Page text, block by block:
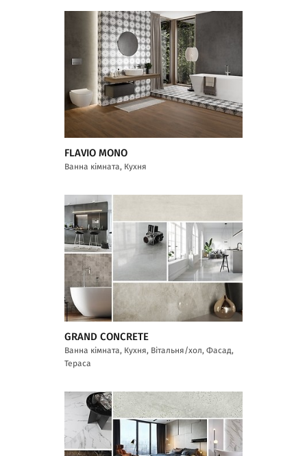
FLAVIO MONO
Ванна кімната, Кухня
GRAND CONCRETE
Ванна кімната, Кухня, Вітальня/хол, Фасад,
Тераса